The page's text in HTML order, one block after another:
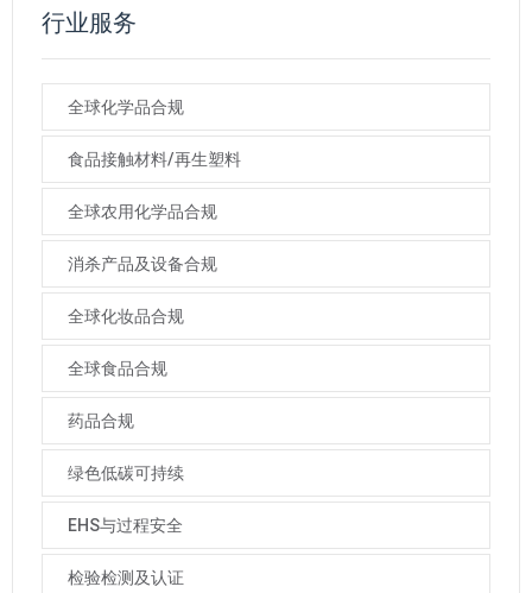
行业服务
全球化学品合规
食品接触材料/再生塑料
全球农用化学品合规
消杀产品及设备合规
全球化妆品合规
全球食品合规
药品合规
绿色低碳可持续
EHS与过程安全
检验检测及认证